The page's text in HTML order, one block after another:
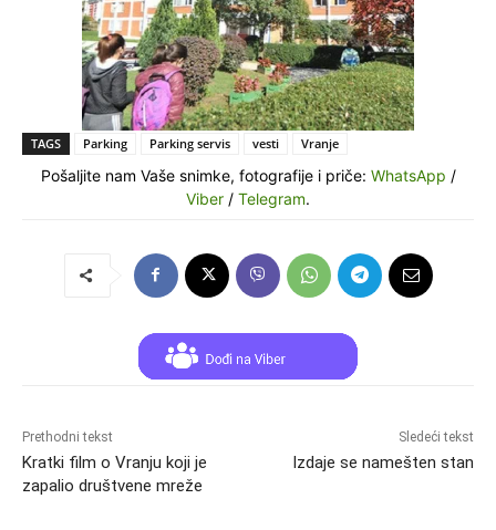
TAGS Parking Parking servis vesti Vranje
Pošaljite nam Vaše snimke, fotografije i priče: WhatsApp /
Viber / Telegram.
Prethodni tekst
Kratki film o Vranju koji je
zapalio društvene mreže
Sledeći tekst
Izdaje se namešten stan